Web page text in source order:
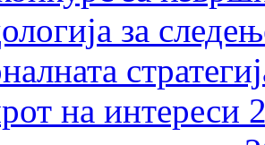
за
на интереси